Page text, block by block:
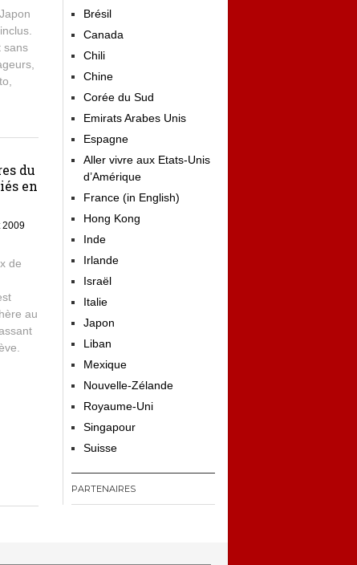
sans
du
en
2009
de
au
Brésil
Canada
Chili
Chine
Corée du Sud
Emirats Arabes Unis
Espagne
Aller vivre aux Etats-Unis
d’Amérique
France (in English)
Hong Kong
Inde
Irlande
Israël
Italie
Japon
Liban
Mexique
Nouvelle-Zélande
Royaume-Uni
Singapour
Suisse
PARTENAIRES